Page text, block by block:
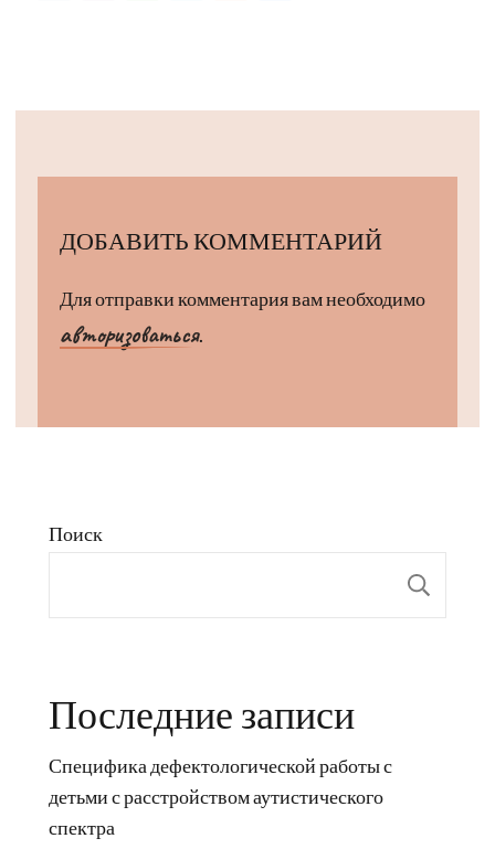
ДОБАВИТЬ КОММЕНТАРИЙ
Для отправки комментария вам необходимо
авторизоваться.
Поиск
Последние записи
Специфика дефектологической работы с
детьми с расстройством аутистического
спектра